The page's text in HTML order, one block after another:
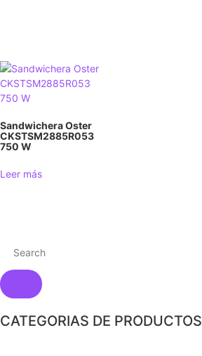
Sandwichera Oster
CKSTSM2885R053
750 W
Leer más
CATEGORIAS DE PRODUCTOS